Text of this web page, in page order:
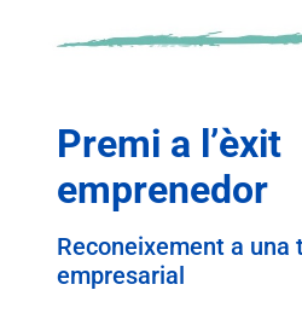
Premi a l’èxit
emprenedor
Reconeixement a una
empresarial